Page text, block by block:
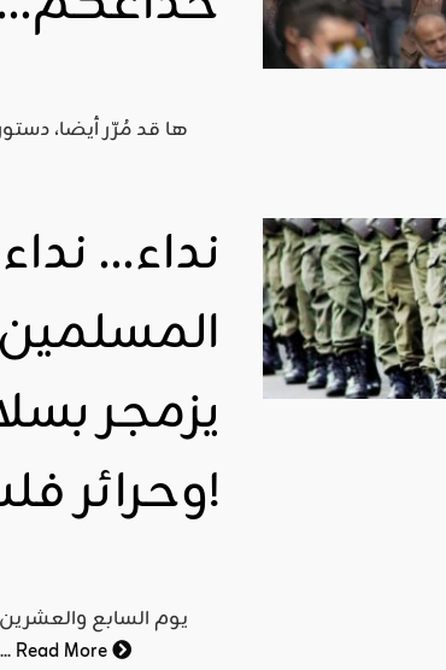
نداء…
يزمجر
وحرائر فلسطين؟!
الجمعة في المسجد الأقصى، فإذا أُضيفت لهما تلك الجمعة التي حرق ...Read More
اقليمي ودولي
ahmed
- juillet 26,
2026
0
Read More